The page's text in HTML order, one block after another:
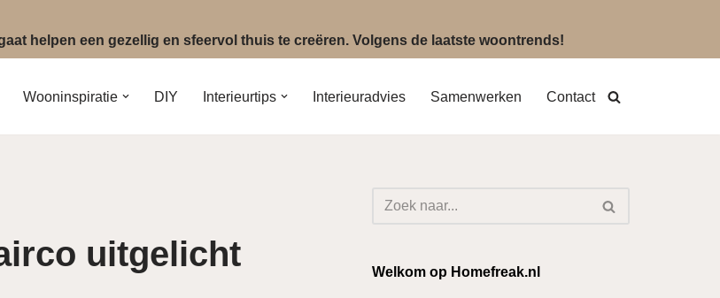
helpen een gezellig en sfeervol thuis te creëren. Volgens de laatste woontrends!
Wooninspiratie DIY Interieurtips Interieuradvies Samenwerken Contact
uitgelicht Welkom op Homefreak.nl